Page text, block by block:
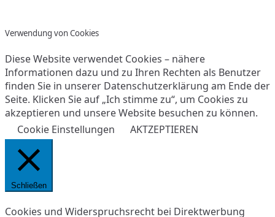
Verwendung von Cookies
Diese Website verwendet Cookies – nähere
Informationen dazu und zu Ihren Rechten als Benutzer
finden Sie in unserer Datenschutzerklärung am Ende der
Seite. Klicken Sie auf „Ich stimme zu“, um Cookies zu
akzeptieren und unsere Website besuchen zu können.
Cookie Einstellungen
AKTZEPTIEREN
Schließen
Cookies und Widerspruchsrecht bei Direktwerbung